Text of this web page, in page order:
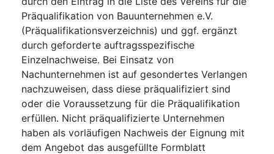
Präqualifikation von Bauunternehmen e.V.
(Präqualifikationsverzeichnis) und ggf. ergänzt
durch geforderte auftragsspezifische
Einzelnachweise. Bei Einsatz von
Nachunternehmen ist auf gesondertes Verlangen
nachzuweisen, dass diese präqualifiziert sind
oder die Voraussetzung für die Präqualifikation
erfüllen. Nicht präqualifizierte Unternehmen
haben als vorläufigen Nachweis der Eignung mit
dem Angebot das ausgefüllte Formblatt